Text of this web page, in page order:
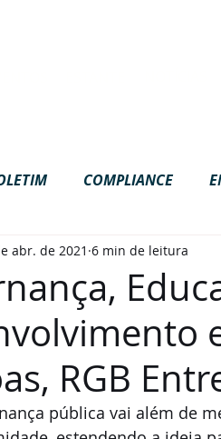
COMPLIANCE
LGPD
RGB
abr. de 2021 6 min de leitura
pública vai além de